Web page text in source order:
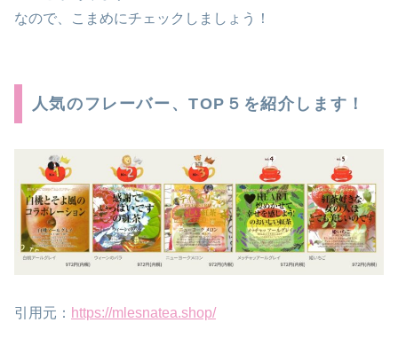
なので、こまめにチェックしましょう！
人気のフレーバー、TOP５を紹介します！
引用元： https://mlesnatea.shop/